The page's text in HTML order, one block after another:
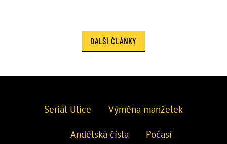
DALŠÍ ČLÁNKY
Seriál Ulice Výměna manželek
Andělská čísla Počasí